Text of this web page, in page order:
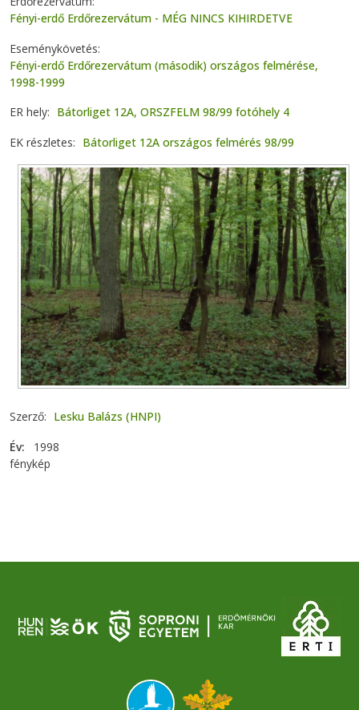
Fényi-erdő Erdőrezervátum - MÉG NINCS KIHIRDETVE
Eseménykövetés
Fényi-erdő Erdőrezervátum (második) országos felmérése,
1998-1999
ER hely
Bátorliget 12A, ORSZFELM 98/99 fotóhely 4
EK részletes
Bátorliget 12A országos felmérés 98/99
Szerző
Lesku Balázs (HNPI)
Év
1998
fénykép